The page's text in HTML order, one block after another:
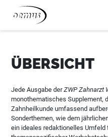
Zum Inhalt springen
ÜBERSICHT
Jede Ausgabe derZWP Zahnarzt
monothematisches Supplement,
Zahnheilkunde umfassend
Sonderthemen, wie dem
ein ideales redaktionelles Umfeld